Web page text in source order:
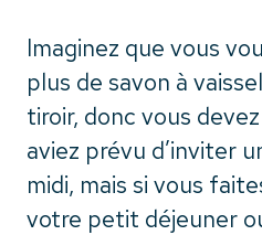
Imaginez que vous
plus de savon à
tiroir, donc vous
aviez prévu d’inviter
midi, mais si vous
votre petit déjeuner